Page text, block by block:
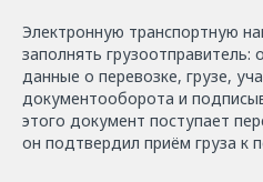
Электронную транспортную
заполнять
данные о перевозке, грузе,
документооборота и
этого документ поступает
он подтвердил приём груза к